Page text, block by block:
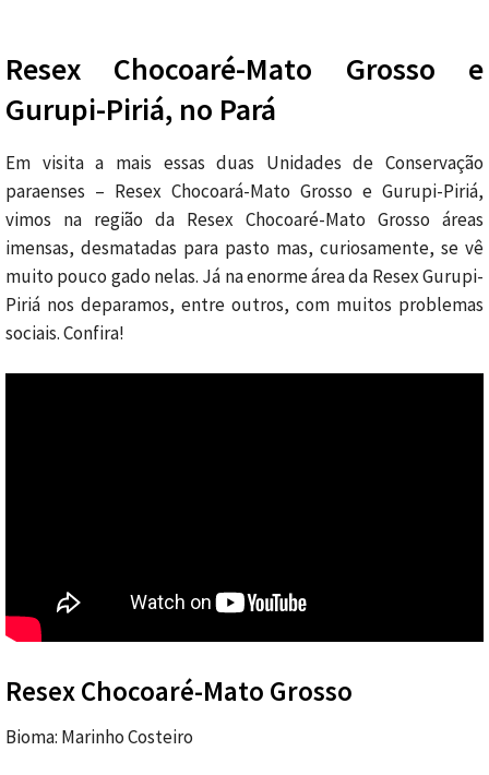
Resex Chocoaré-Mato Grosso e
Gurupi-Piriá, no Pará
Em visita a mais essas duas Unidades de Conservação
paraenses – Resex Chocoará-Mato Grosso e Gurupi-Piriá,
vimos na região da Resex Chocoaré-Mato Grosso áreas
imensas, desmatadas para pasto mas, curiosamente, se vê
muito pouco gado nelas. Já na enorme área da Resex Gurupi-
Piriá nos deparamos, entre outros, com muitos problemas
sociais. Confira!
Resex Chocoaré-Mato Grosso
Bioma: Marinho Costeiro